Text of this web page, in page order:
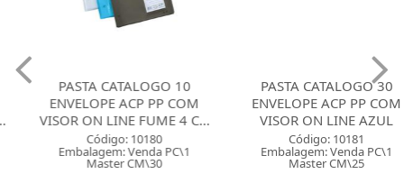
PASTA CATALOGO 10
ENVELOPE ACP PP COM
VISOR ON LINE FUME 4 C...
Código: 10180
Embalagem: Venda PC\1
Master CM\30
PASTA CATALOGO 30
ENVELOPE ACP PP COM
VISOR ON LINE AZUL
Código: 10181
Embalagem: Venda PC\1
Master CM\25